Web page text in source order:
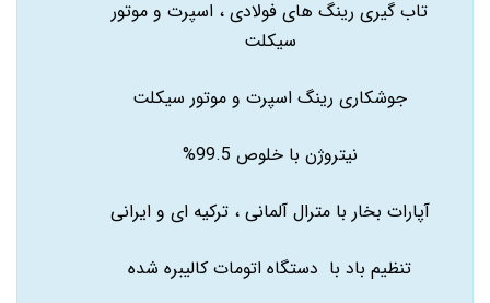
تاب گیری رینگ های فولادی ، اسپرت و موتور
سیکلت
جوشکاری رینگ اسپرت و موتور سیکلت
نیتروژن با خلوص 99.5%
آپارات بخار با مترال آلمانی ، ترکیه ای و ایرانی
تنظیم باد با دستگاه اتومات کالیبره شده